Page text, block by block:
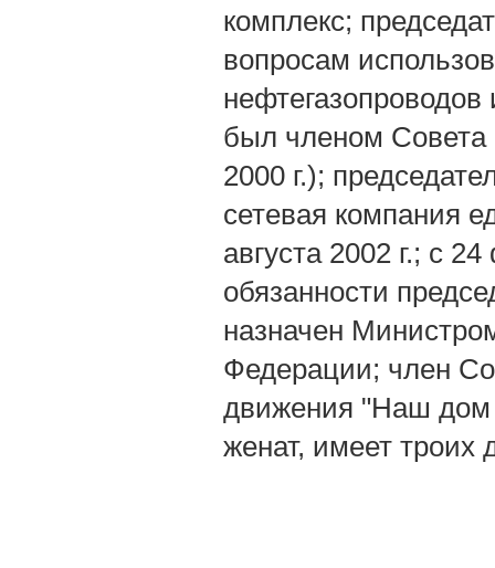
комплекс;
вопросам
нефтегазопроводов
был членом
2000 г.);
сетевая компания
августа 2002 г.; с
обязанности
назначен
Федерации; член
движения "Наш дом
женат, имеет троих